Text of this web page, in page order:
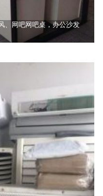
、网吧网吧桌，办公沙发